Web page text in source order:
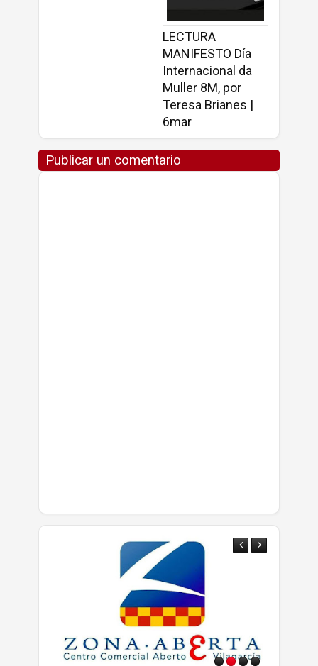
LECTURA
MANIFESTO Día
Internacional da
Muller 8M, por
Teresa Brianes |
6mar
Publicar un comentario